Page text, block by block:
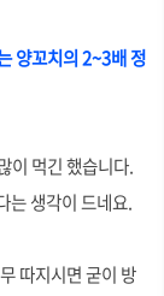
양꼬치의 2~3배 정
이 먹긴 했습니다.
는 생각이 드네요.
따지시면 굳이 방